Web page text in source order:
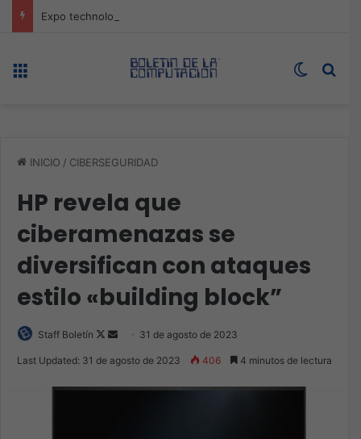
Switch
INICIO / CIBERSEGURIDAD
HP revela que
ciberamenazas se
diversifican con ataques
estilo «building block”
Staff Boletín
Follow
Send 31 de agosto de 2023
Last Updated: 31 de agosto de 2023 406 4 minutos de lectura